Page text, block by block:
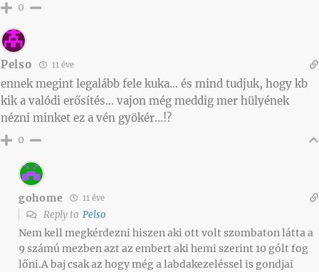
0
Pelso 11 éve
ennek megint legalább fele kuka… és mind tudjuk, hogy kb
kik a valódi erősítés… vajon még meddig mer hülyének
nézni minket ez a vén gyökér…!?
0
gohome 11 éve
Reply to Pelso
Nem kell megkérdezni hiszen aki ott volt szombaton látta a
9 számú mezben azt az embert aki hemi szerint 10 gólt fog
lőni.A baj csak az hogy még a labdakezeléssel is gondjai